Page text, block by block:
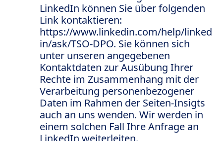
LinkedIn können Sie über folgenden
Link kontaktieren:
https://www.linkedin.com/help/linked
in/ask/TSO-DPO. Sie können sich
unter unseren angegebenen
Kontaktdaten zur Ausübung Ihrer
Rechte im Zusammenhang mit der
Verarbeitung personenbezogener
Daten im Rahmen der Seiten-Insigts
auch an uns wenden. Wir werden in
einem solchen Fall Ihre Anfrage an
LinkedIn weiterleiten.